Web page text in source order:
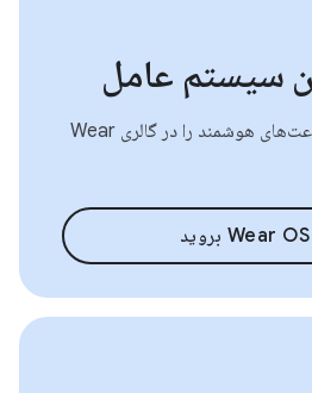
سیستم عامل
طرح‌های رسانه‌ای برای ساعت‌های هوشمند را در گالری Wear